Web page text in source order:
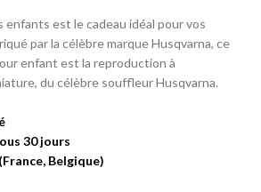
:
€.
enfants est le cadeau idéal pour vos
par la célèbre marque Husqvarna, ce
enfant est la reproduction à
du célèbre souffleur Husqvarna.